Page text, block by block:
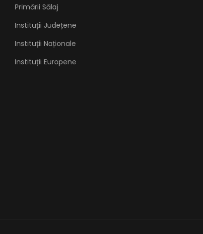
Primării Sălaj
Instituții Județene
Instituții Naționale
Instituții Europene